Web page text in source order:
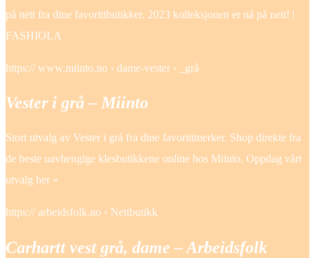
på nett fra dine favorittbutikker. 2023 kolleksjonen er nå på nett! |
FASHIOLA
https:// www.miinto.no › dame-vester › _grå
Vester i grå – Miinto
Stort utvalg av Vester i grå fra dine favorittmerker. Shop direkte fra
de beste uavhengige klesbutikkene online hos Miinto. Oppdag vårt
utvalg her »
https:// arbeidsfolk.no › Nettbutikk
Carhartt vest grå, dame – Arbeidsfolk